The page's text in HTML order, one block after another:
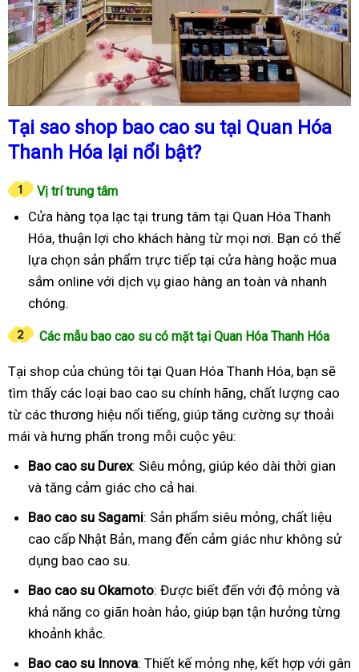
Tại sao shop bao cao su tại Quan Hóa
Thanh Hóa lại nổi bật?
Vị trí trung tâm
Cửa hàng tọa lạc tại trung tâm tại Quan Hóa Thanh
Hóa, thuận lợi cho khách hàng từ mọi nơi. Bạn có thể
lựa chọn sản phẩm trực tiếp tại cửa hàng hoặc mua
sắm online với dịch vụ giao hàng an toàn và nhanh
chóng.
Các mẫu bao cao su có mặt tại Quan Hóa Thanh Hóa
Tại shop của chúng tôi tại Quan Hóa Thanh Hóa, bạn sẽ
tìm thấy các loại bao cao su chính hãng, chất lượng cao
từ các thương hiệu nổi tiếng, giúp tăng cường sự thoải
mái và hưng phấn trong mỗi cuộc yêu:
Bao cao su Durex: Siêu mỏng, giúp kéo dài thời gian
và tăng cảm giác cho cả hai.
Bao cao su Sagami: Sản phẩm siêu mỏng, chất liệu
cao cấp Nhật Bản, mang đến cảm giác như không sử
dụng bao cao su.
Bao cao su Okamoto: Được biết đến với độ mỏng và
khả năng co giãn hoàn hảo, giúp bạn tận hưởng từng
khoảnh khắc.
Bao cao su Innova: Thiết kế mỏng nhẹ, kết hợp với gân